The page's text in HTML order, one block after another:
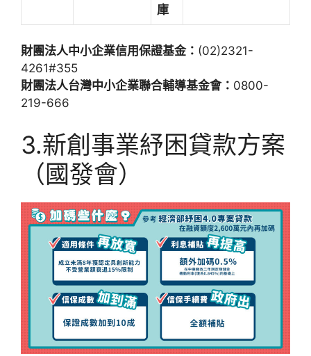
庫
財團法人中小企業信用保證基金： (02)2321-
4261#355
財團法人台灣中小企業聯合輔導基金會： 0800-
219-666
3.新創事業紓困貸款方案
（國發會）